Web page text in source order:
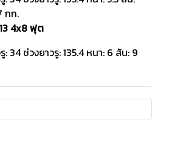
กก.
4x8 ฟุต
34 ช่วงยาวรู: 135.4 หนา: 6 สัน: 9